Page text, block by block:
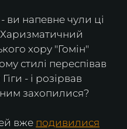
- ви напевне чули ці
хору "Гомін"
стилі переспівав
- і розірвав
захопилися?
вже подивилися